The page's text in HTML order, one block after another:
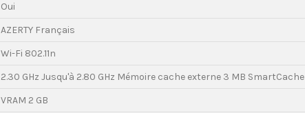
Oui
AZERTY Français
Wi-Fi 802.11n
2.30 GHz Jusqu'à 2.80 GHz Mémoire cache externe 3 MB SmartCache
VRAM 2 GB